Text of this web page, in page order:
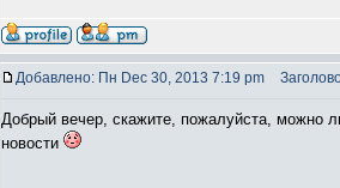
Добавлено: Пн Dec 30, 2013 7:19 pm
Добрый вечер, скажите, пожалуйста, можно
новости